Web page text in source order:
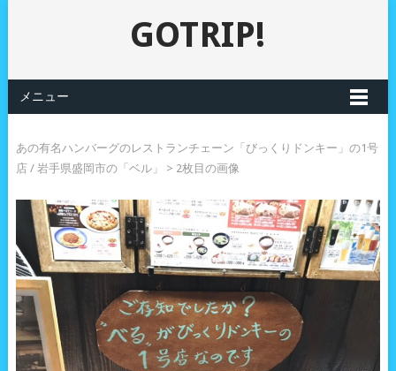
GOTRIP!
メニュー
あの有名ハンバーグのレストランチェーン「びっくりドンキー」の1号
店 / 岩手県盛岡市の「ベル」
> 2枚目の画像